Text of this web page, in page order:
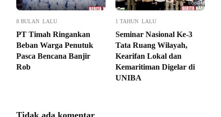
8 BULAN LALU
PT Timah Ringankan
Beban Warga Penutuk
Pasca Bencana Banjir
Rob
1 TAHUN LALU
Seminar Nasional Ke-3
Tata Ruang Wilayah,
Kearifan Lokal dan
Kemaritiman Digelar di
UNIBA